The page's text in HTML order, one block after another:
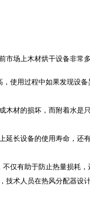
场上木材烘干设备非常
使用过程中如果发现设
材的损坏，而附着水是
长设备的使用寿命，
仅有助于防止热量损耗
术人员在热风分配器